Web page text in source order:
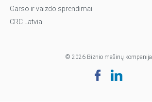
Garso ir vaizdo sprendimai
CRC Latvia
© 2026 Biznio mašinų kompanija